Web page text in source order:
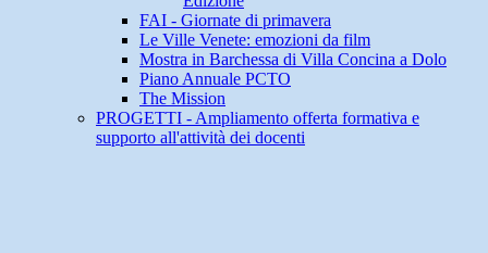
FAI - Giornate di primavera
Le Ville Venete: emozioni da film
Mostra in Barchessa di Villa Concina a Dolo
Piano Annuale PCTO
The Mission
PROGETTI - Ampliamento offerta formativa e
supporto all'attività dei docenti